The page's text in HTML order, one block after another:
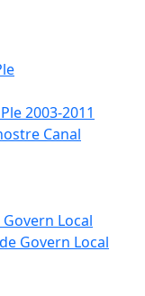
2003-2011
Canal
Local
Govern Local